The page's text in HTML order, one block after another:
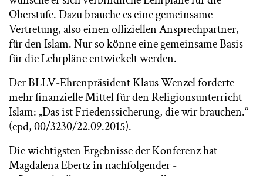
Oberstufe. Dazu brauche es eine gemeinsame
Vertretung, also einen offiziellen Ansprechpartner,
für den Islam. Nur so könne eine gemeinsame Basis
für die Lehrpläne entwickelt werden.
Der BLLV-Ehrenpräsident Klaus Wenzel forderte
mehr finanzielle Mittel für den Religionsunterricht
Islam: „Das ist Friedenssicherung, die wir brauchen.“
(epd, 00/3230/22.09.2015).
Die wichtigsten Ergebnisse der Konferenz hat
Magdalena Ebertz in nachfolgender -